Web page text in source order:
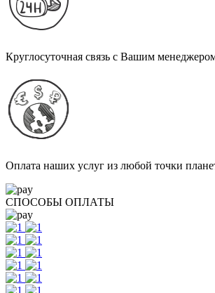
Круглосуточная связь с Вашим
Оплата наших услуг из любой точки
СПОСОБЫ ОПЛАТЫ